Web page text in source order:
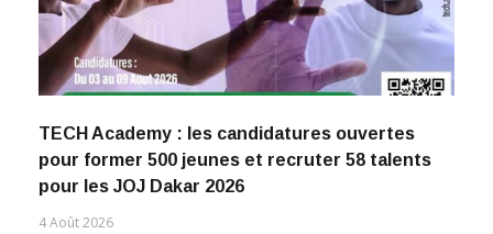
TECH Academy : les candidatures ouvertes
pour former 500 jeunes et recruter 58 talents
pour les JOJ Dakar 2026
4 Août 2026